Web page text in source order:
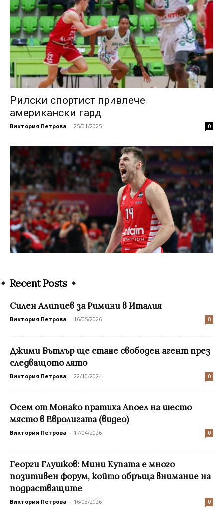
Рилски спортист привлече
американски гард
Виктория Петрова - 25/01/2025 0
Recent Posts
Силен Алипиев за Римини в Италия
Виктория Петрова - 16/05/2026 0
Джими Бътлър ще стане свободен агент през
следващото лято
Виктория Петрова - 22/10/2024 0
Осем от Монако пратиха Апоел на шесто
място в Евролигата (видео)
Виктория Петрова - 17/04/2026 0
Георги Глушков: Мини Купата е много
позитивен форум, който обръща внимание на
подрастващите
Виктория Петрова - 16/03/2026 0